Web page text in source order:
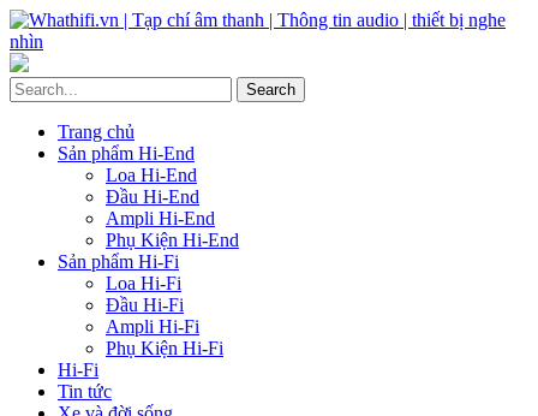
Trang chủ
Sản phẩm Hi-End
Loa Hi-End
Đầu Hi-End
Ampli Hi-End
Phụ Kiện Hi-End
Sản phẩm Hi-Fi
Loa Hi-Fi
Đầu Hi-Fi
Ampli Hi-Fi
Phụ Kiện Hi-Fi
Hi-Fi
Tin tức